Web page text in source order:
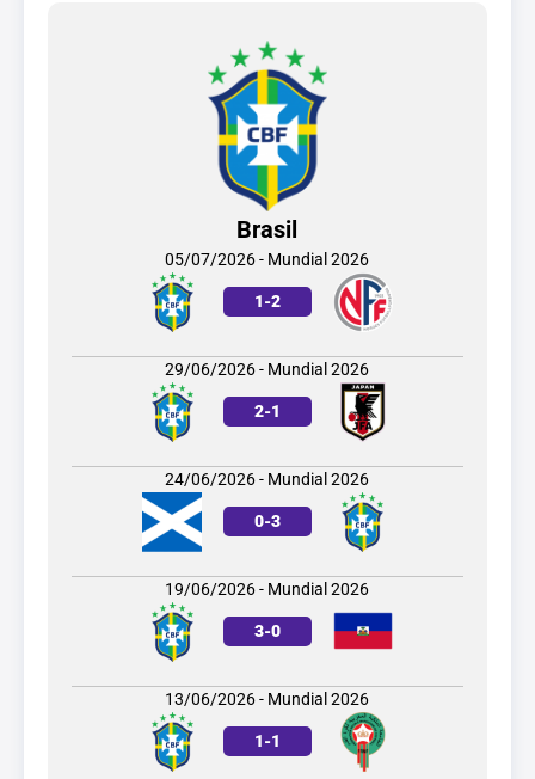
Brasil
05/07/2026 - Mundial 2026
1-2
29/06/2026 - Mundial 2026
2-1
24/06/2026 - Mundial 2026
0-3
19/06/2026 - Mundial 2026
3-0
13/06/2026 - Mundial 2026
1-1